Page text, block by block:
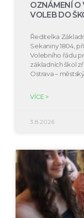
OZNÁMENÍ O
VOLEB DO
Ředitelka
Sekaniny 1804,
Volebního řádu
základních škol
Ostrava –
VÍCE >
3.8.2026